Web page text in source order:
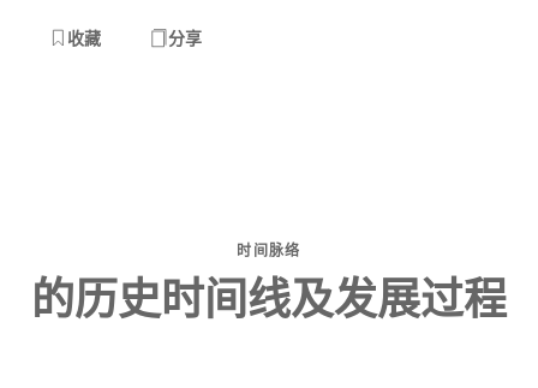
收藏 分享
时间脉络
的历史时间线及发展过程